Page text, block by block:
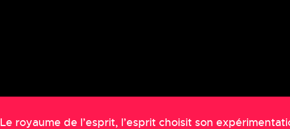
Le royaume de l’esprit, l’esprit choisit son